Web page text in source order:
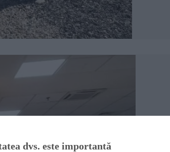
dvs. este importantă